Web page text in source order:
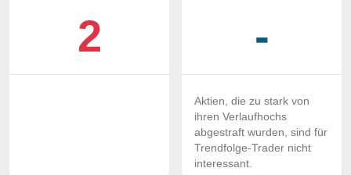
2 -
Aktien, die zu stark von
ihren Verlaufhochs
abgestraft wurden, sind für
Trendfolge-Trader nicht
interessant.